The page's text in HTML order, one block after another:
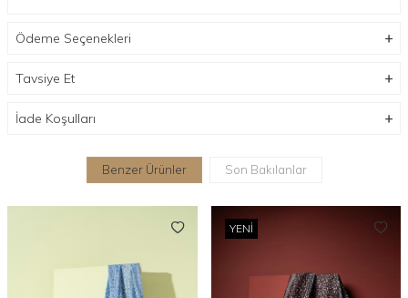
Ödeme Seçenekleri
Tavsiye Et
İade Koşulları
Benzer Ürünler Son Bakılanlar
YENI